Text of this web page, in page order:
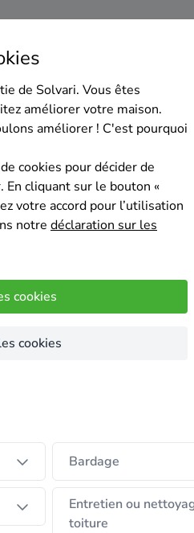
de Solvari. Vous êtes
améliorer votre maison.
améliorer ! C'est pourquoi
cookies pour décider de
cliquant sur le bouton «
votre accord pour l’utilisation
notre déclaration sur les
cookies
cookies
RENOVATING
équipe de professionnels
une coordination
les entreprises, à Bruxelles
nos coordinateurs de
une planification
nous transformons
Bardage
Entretien ou
toiture